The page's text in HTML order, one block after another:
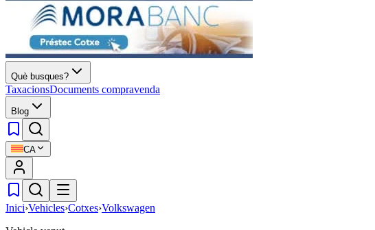
Què busques?
TaxacionsDocuments compravenda
Blog
CA
Inici›Vehicles›Cotxes›Volkswagen